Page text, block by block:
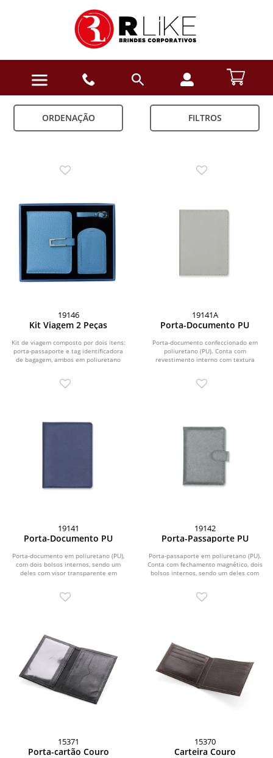
ORDENAÇÃO FILTROS
19146
Kit Viagem 2 Peças
Kit de viagem composto por dois itens:
porta-passaporte e tag identificadora
de bagagem, ambos em poliuretano
19141A
Porta-Documento PU
Porta-documento confeccionado em
poliuretano (PU). Conta com
revestimento interno com textura
19141
Porta-Documento PU
Porta-documento em poliuretano (PU),
com dois bolsos internos, sendo um
deles com visor transparente em
19142
Porta-Passaporte PU
Porta-passaporte em poliuretano (PU).
Conta com fechamento magnético, dois
bolsos internos, sendo um deles com
15371
Porta-cartão Couro
15370
Carteira Couro